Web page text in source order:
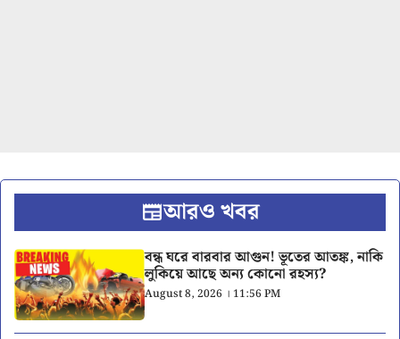
আরও খবর
বন্ধ ঘরে বারবার আগুন! ভূতের আতঙ্ক, নাকি
লুকিয়ে আছে অন্য কোনো রহস্য?
August 8, 2026 । 11:56 PM